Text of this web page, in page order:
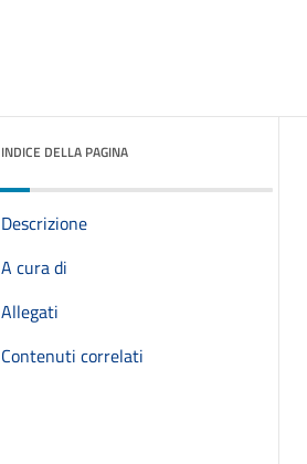
INDICE DELLA PAGINA
Descrizione
A cura di
Allegati
Contenuti correlati